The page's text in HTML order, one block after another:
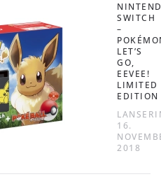
SWITCH
–
LET’S
GO,
EEVEE!
LIMITED
EDITION
16.
2018